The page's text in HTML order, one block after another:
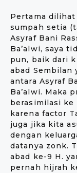
Pertama
sumpah setia
Asyraf Bani
Ba’alwi, saya
pun, baik dari
abad Sembilan
antara Asyraf
Ba’alwi. Maka
berasimilasi ke
karena factor
juga jika kita
dengan
datanya zonk.
abad ke-9 H.
pernah hijrah